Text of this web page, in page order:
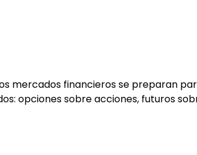
mercados financieros se preparan
opciones sobre acciones, futuros